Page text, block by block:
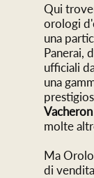
Qui
orologi
una
Panerai,
ufficiali
una
molte
Ma
di